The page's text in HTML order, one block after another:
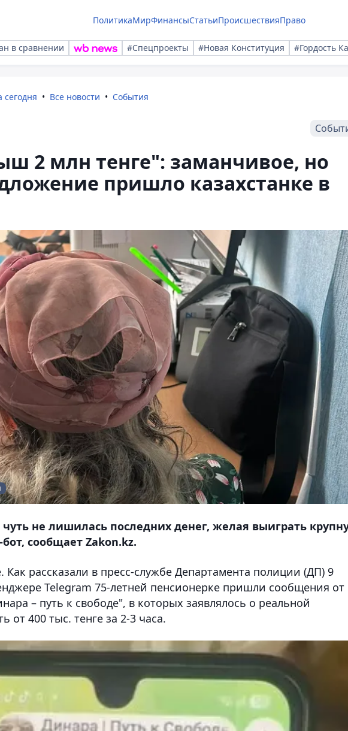
ПолитикаМирФинансыСтатьиПроисшествияПраво
в сравнении #Спецпроекты #Новая Конституция #Гордость
сегодня Все новости События
2 млн тенге": заманчивое, но
пришло казахстанке в
не лишилась последних денег, желая выиграть
сообщает Zakon.kz.
Как рассказали в пресс-службе Департамента полиции (ДП) 9
Telegram 75-летней пенсионерке пришли сообщения от
– путь к свободе", в которых заявлялось о реальной
от 400 тыс. тенге за 2-3 часа.